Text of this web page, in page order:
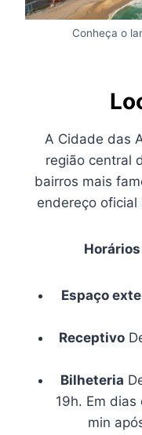
Conheça o
A Cidade das
região central
bairros mais
endereço oficial
Espaço
Receptivo
Bilheteria
19h. Em
min